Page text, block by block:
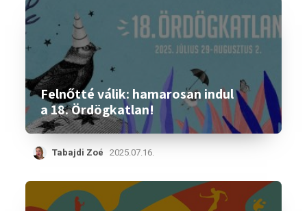
Felnőtté válik: hamarosan indul
a 18. Ördögkatlan!
Tabajdi Zoé 2025.07.16.